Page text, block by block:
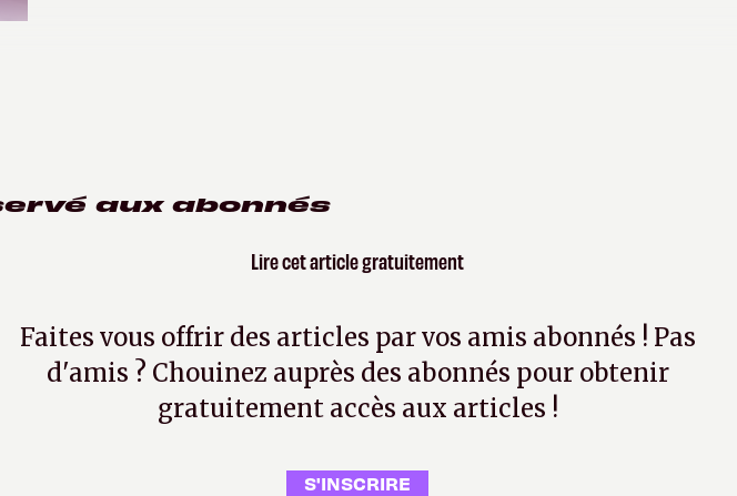
aux abonnés
Lire cet article gratuitement
Faites vous offrir des articles par vos amis abonnés ! Pas
d'amis ? Chouinez auprès des abonnés pour obtenir
gratuitement accès aux articles !
S'INSCRIRE